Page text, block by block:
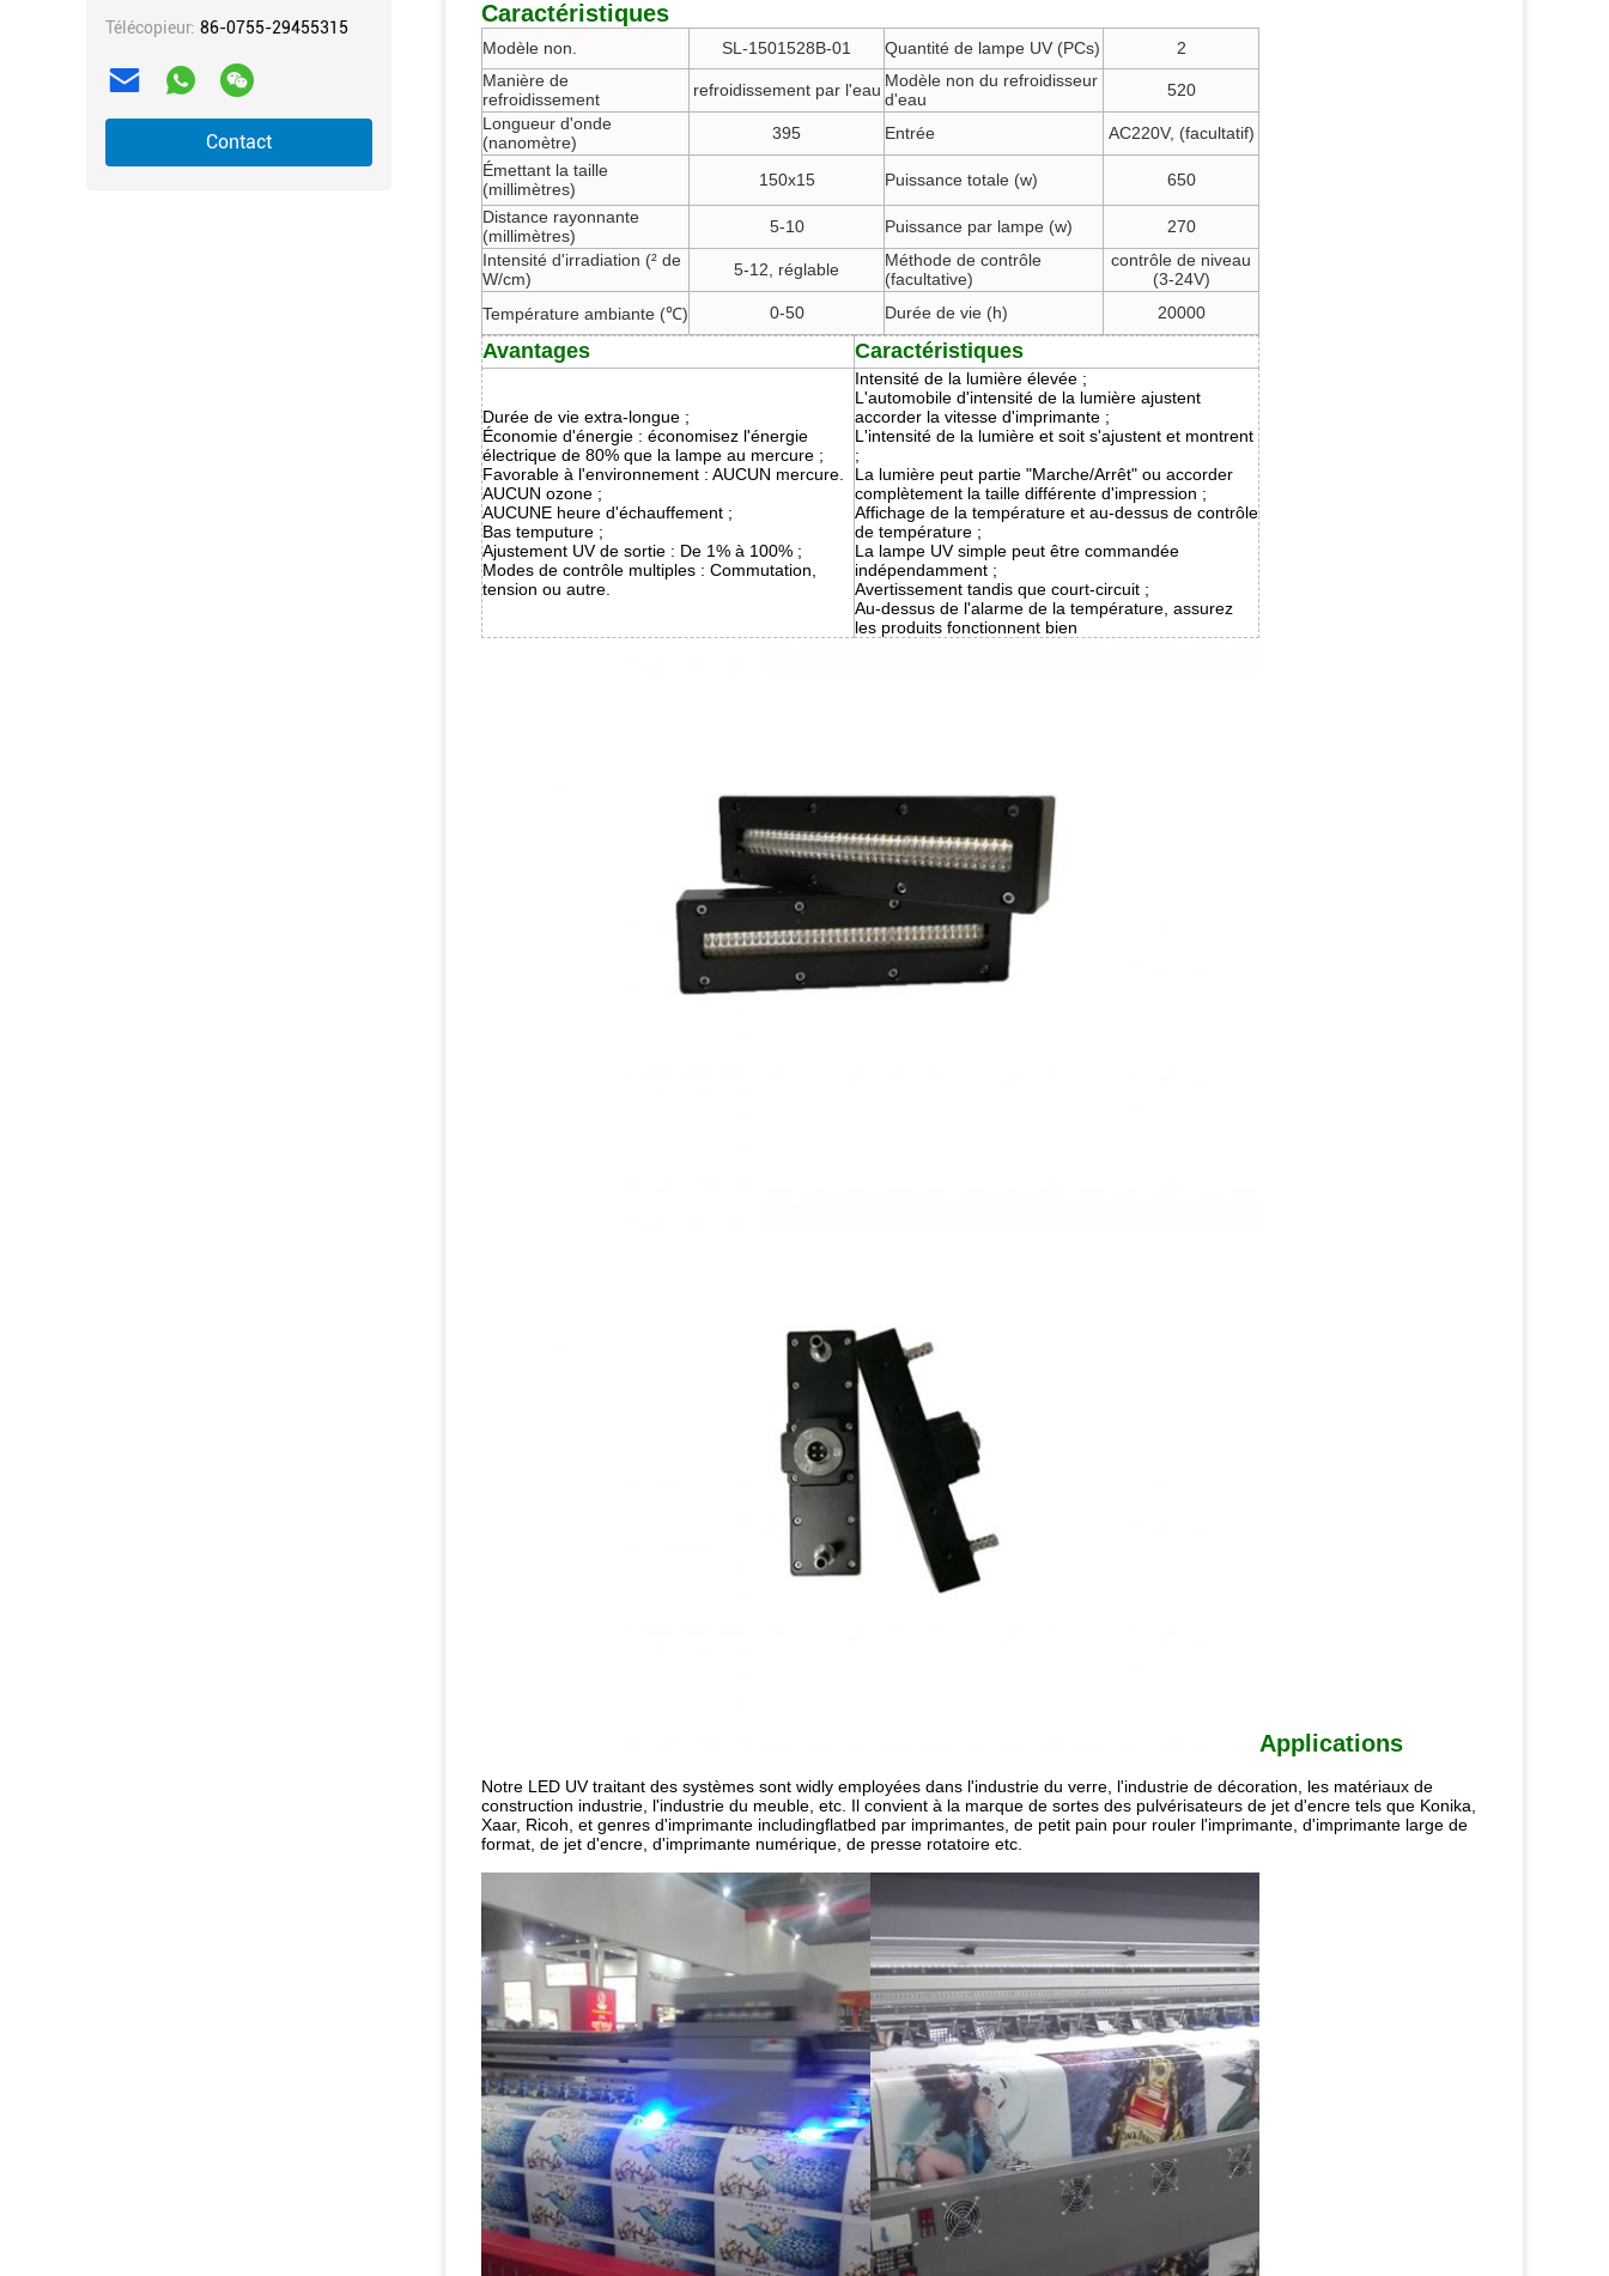
Télécopieur: 86-0755-29455315
Contact
Caractéristiques
Modèle non. SL-1501528B-01 Quantité de lampe UV (PCs)
2
Manière de
refroidissement
refroidissement par l'eau Modèle non du refroidisseur
d'eau
520
Longueur d'onde
(nanomètre)
395 Entrée
AC220V, (facultatif)
Émettant la taille
(millimètres)
150x15 Puissance totale (w)
650
Distance rayonnante
(millimètres)
5-10 Puissance par lampe (w)
270
Intensité d'irradiation (² de
W/cm)
5-12, réglable
Méthode de contrôle
(facultative)
contrôle de niveau
(3-24V)
Température ambiante (℃)
0-50 Durée de vie (h) 20000
Avantages Caractéristiques
Durée de vie extra-longue ;
Économie d'énergie : économisez l'énergie
électrique de 80% que la lampe au mercure ;
Favorable à l'environnement : AUCUN mercure.
AUCUN ozone ;
AUCUNE heure d'échauffement ;
Bas temputure ;
Ajustement UV de sortie : De 1% à 100% ;
Modes de contrôle multiples : Commutation,
tension ou autre.
Intensité de la lumière élevée ;
L'automobile d'intensité de la lumière ajustent
accorder la vitesse d'imprimante ;
L'intensité de la lumière et soit s'ajustent et montrent
;
La lumière peut partie "Marche/Arrêt" ou accorder
complètement la taille différente d'impression ;
Affichage de la température et au-dessus de contrôle
de température ;
La lampe UV simple peut être commandée
indépendamment ;
Avertissement tandis que court-circuit ;
Au-dessus de l'alarme de la température, assurez
les produits fonctionnent bien
Applications
Notre LED UV traitant des systèmes sont widly employées dans l'industrie du verre, l'industrie de décoration, les matériaux de
construction industrie, l'industrie du meuble, etc. Il convient à la marque de sortes des pulvérisateurs de jet d'encre tels que Konika,
Xaar, Ricoh, et genres d'imprimante includingflatbed par imprimantes, de petit pain pour rouler l'imprimante, d'imprimante large de
format, de jet d'encre, d'imprimante numérique, de presse rotatoire etc.